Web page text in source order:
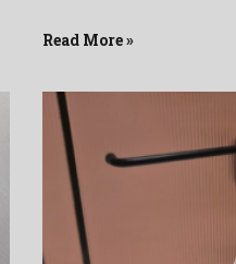
Read More »